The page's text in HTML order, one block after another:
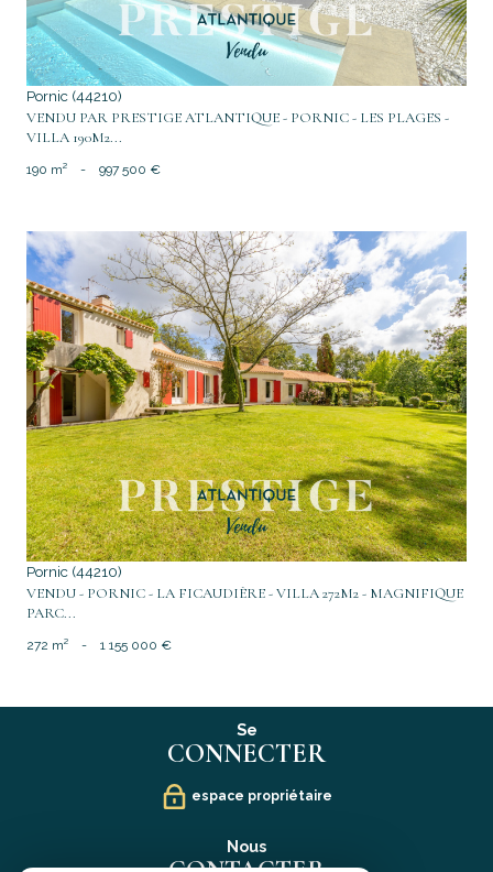
Pornic (44210)
VENDU PAR PRESTIGE ATLANTIQUE - PORNIC - LES PLAGES -
VILLA 190M2...
190 m² - 997 500 €
voir le bien
Pornic (44210)
VENDU - PORNIC - LA FICAUDIÈRE - VILLA 272M2 - MAGNIFIQUE
PARC...
272 m² - 1 155 000 €
Se
CONNECTER
espace propriétaire
Nous